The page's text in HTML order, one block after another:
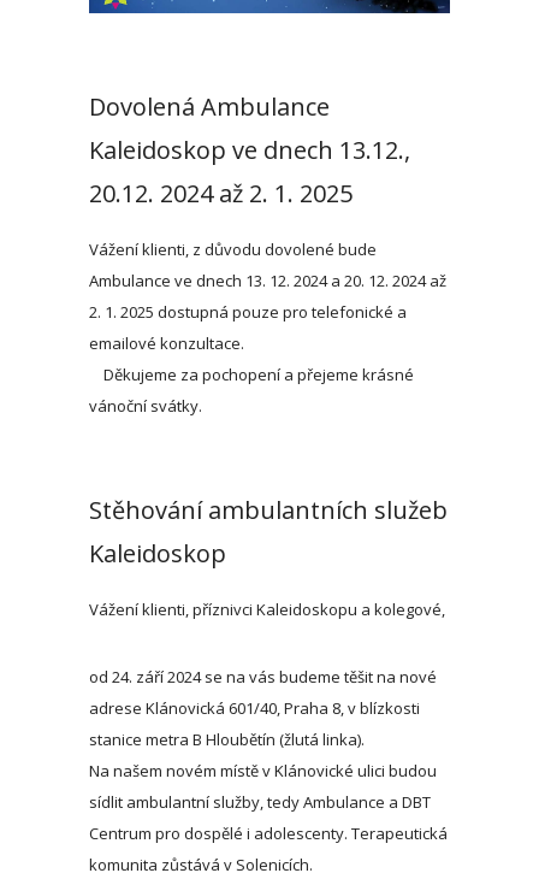
Dovolená Ambulance
Kaleidoskop ve dnech 13.12.,
20.12. 2024 až 2. 1. 2025
Vážení klienti, z důvodu dovolené bude
Ambulance ve dnech 13. 12. 2024 a 20. 12. 2024 až
2. 1. 2025 dostupná pouze pro telefonické a
emailové konzultace.
Děkujeme za pochopení a přejeme krásné
vánoční svátky.
Stěhování ambulantních služeb
Kaleidoskop
Vážení klienti, příznivci Kaleidoskopu a kolegové,
od 24. září 2024 se na vás budeme těšit na nové
adrese Klánovická 601/40, Praha 8, v blízkosti
stanice metra B Hloubětín (žlutá linka).
Na našem novém místě v Klánovické ulici budou
sídlit ambulantní služby, tedy Ambulance a DBT
Centrum pro dospělé i adolescenty. Terapeutická
komunita zůstává v Solenicích.